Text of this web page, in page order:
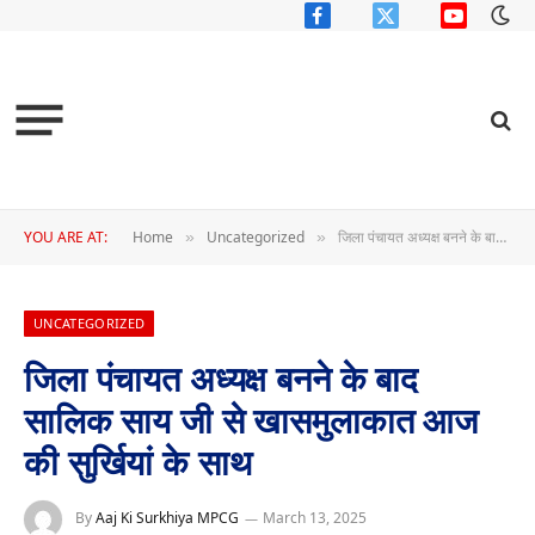
FacebookX
YouTube
YOU ARE AT: Home » Uncategorized » जिला पंचायत अध्यक्ष बनने के बाद सालिक साय जी से खासमुलाकात आज की सुर्खियां के साथ
UNCATEGORIZED
जिला पंचायत अध्यक्ष बनने के बाद
सालिक साय जी से खासमुलाकात आज
की सुर्खियां के साथ
ByAaj Ki Surkhiya MPCG
March 13, 2025